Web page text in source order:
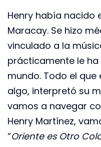
Henry había nacido
Maracay. Se hizo
vinculado a la
prácticamente le
mundo. Todo el
algo, interpretó su
vamos a navegar
Henry Martínez,
“Oriente es Otro